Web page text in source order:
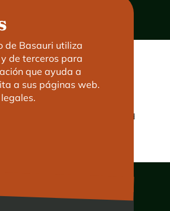
de Basauri utiliza
de terceros para
que ayuda a
a sus páginas web.
LEGAL
Aviso legal
Política de privacidad